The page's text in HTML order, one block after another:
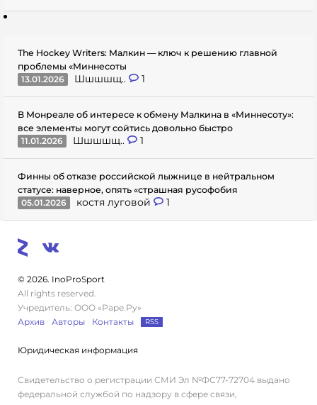
The Hockey Writers: Малкин — ключ к решению главной
проблемы «Миннесоты
13.01.2026
Шшшшщ.. 1
В Монреале об интересе к обмену Малкина в «Миннесоту»:
все элементы могут сойтись довольно быстро
11.01.2026
Шшшшщ.. 1
Финны об отказе российской лыжнице в нейтральном
статусе: наверное, опять «страшная русофобия
05.01.2026
костя луговой 1
© 2026. InoProSport
All rights reserved.
Учредитель: ООО «Раре.Ру»
Архив
Авторы Контакты RSS
Юридическая информация
Свидетельство о регистрации СМИ Эл №ФС77-72704 выдано
федеральной службой по надзору в сфере связи,